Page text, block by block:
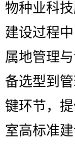
物种业科
建设过程
属地管理
备选型到
键环节，
室高标准